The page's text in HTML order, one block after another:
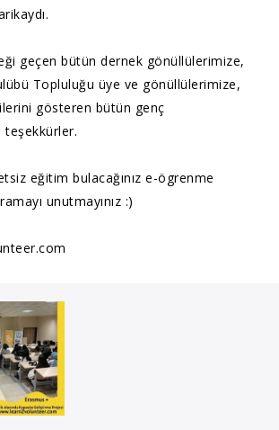
geçen bütün dernek gönüllülerimize,
Topluluğu üye ve gönüllülerimize,
gösteren bütün genç
teşekkürler.
eğitim bulacağınız e-ögrenme
unutmayınız :)